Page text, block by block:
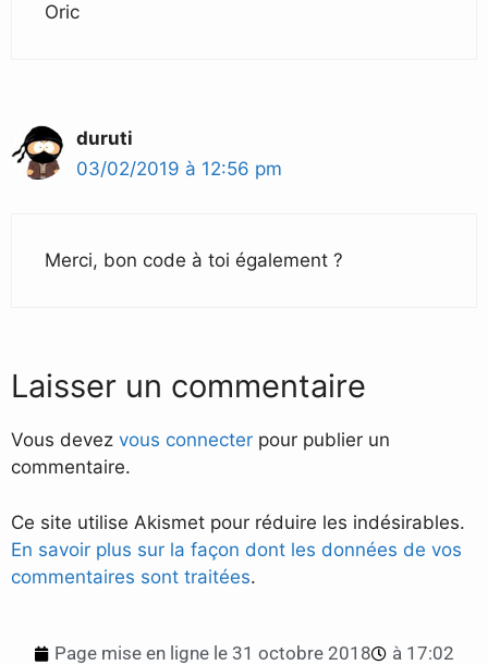
Oric
duruti
03/02/2019 à 12:56 pm
Merci, bon code à toi également ?
Laisser un commentaire
Vous devez vous connecter pour publier un
commentaire.
Ce site utilise Akismet pour réduire les indésirables.
En savoir plus sur la façon dont les données de vos
commentaires sont traitées.
Page mise en ligne le 31 octobre 2018 à 17:02